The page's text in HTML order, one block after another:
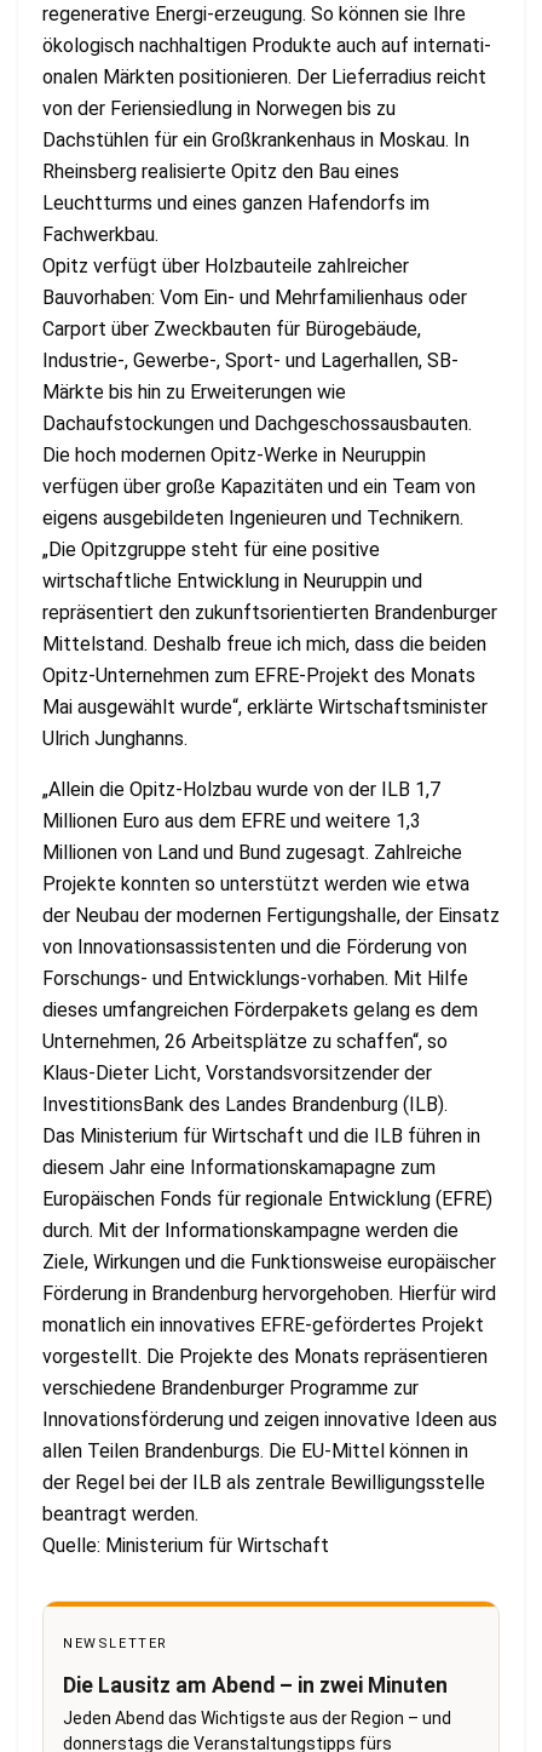
regenerative Energi-erzeugung. So können sie Ihre
ökologisch nachhaltigen Produkte auch auf internati-
onalen Märkten positionieren. Der Lieferradius reicht
von der Feriensiedlung in Norwegen bis zu
Dachstühlen für ein Großkrankenhaus in Moskau. In
Rheinsberg realisierte Opitz den Bau eines
Leuchtturms und eines ganzen Hafendorfs im
Fachwerkbau.
Opitz verfügt über Holzbauteile zahlreicher
Bauvorhaben: Vom Ein- und Mehrfamilienhaus oder
Carport über Zweckbauten für Bürogebäude,
Industrie-, Gewerbe-, Sport- und Lagerhallen, SB-
Märkte bis hin zu Erweiterungen wie
Dachaufstockungen und Dachgeschossausbauten.
Die hoch modernen Opitz-Werke in Neuruppin
verfügen über große Kapazitäten und ein Team von
eigens ausgebildeten Ingenieuren und Technikern.
„Die Opitzgruppe steht für eine positive
wirtschaftliche Entwicklung in Neuruppin und
repräsentiert den zukunftsorientierten Brandenburger
Mittelstand. Deshalb freue ich mich, dass die beiden
Opitz-Unternehmen zum EFRE-Projekt des Monats
Mai ausgewählt wurde“, erklärte Wirtschaftsminister
Ulrich Junghanns.
„Allein die Opitz-Holzbau wurde von der ILB 1,7
Millionen Euro aus dem EFRE und weitere 1,3
Millionen von Land und Bund zugesagt. Zahlreiche
Projekte konnten so unterstützt werden wie etwa
der Neubau der modernen Fertigungshalle, der Einsatz
von Innovationsassistenten und die Förderung von
Forschungs- und Entwicklungs-vorhaben. Mit Hilfe
dieses umfangreichen Förderpakets gelang es dem
Unternehmen, 26 Arbeitsplätze zu schaffen“, so
Klaus-Dieter Licht, Vorstandsvorsitzender der
InvestitionsBank des Landes Brandenburg (ILB).
Das Ministerium für Wirtschaft und die ILB führen in
diesem Jahr eine Informationskamapagne zum
Europäischen Fonds für regionale Entwicklung (EFRE)
durch. Mit der Informationskampagne werden die
Ziele, Wirkungen und die Funktionsweise europäischer
Förderung in Brandenburg hervorgehoben. Hierfür wird
monatlich ein innovatives EFRE-gefördertes Projekt
vorgestellt. Die Projekte des Monats repräsentieren
verschiedene Brandenburger Programme zur
Innovationsförderung und zeigen innovative Ideen aus
allen Teilen Brandenburgs. Die EU-Mittel können in
der Regel bei der ILB als zentrale Bewilligungsstelle
beantragt werden.
Quelle: Ministerium für Wirtschaft
NEWSLETTER
Die Lausitz am Abend – in zwei Minuten
Jeden Abend das Wichtigste aus der Region – und
donnerstags die Veranstaltungstipps fürs